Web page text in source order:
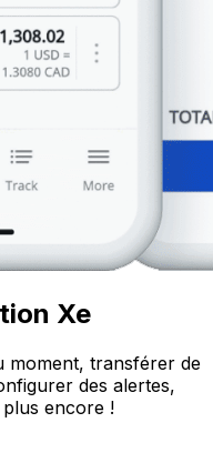
Xe
moment, transférer de
des alertes,
encore !